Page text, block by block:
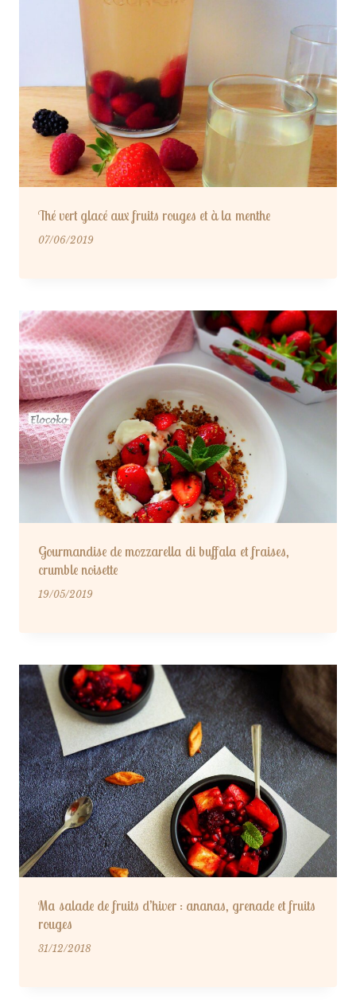
Thé vert glacé aux fruits rouges et à la menthe
07/06/2019
Gourmandise de mozzarella di buffala et fraises,
crumble noisette
19/05/2019
Ma salade de fruits d’hiver : ananas, grenade et fruits
rouges
31/12/2018